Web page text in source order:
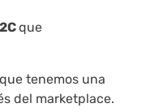
que
tenemos una
del marketplace.